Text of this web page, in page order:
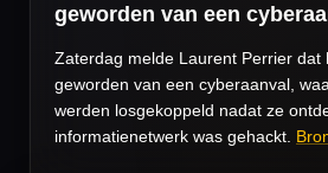
geworden van een
Zaterdag melde Laurent Perrier dat
geworden van een cyberaanval,
werden losgekoppeld nadat ze
informatienetwerk was gehackt.